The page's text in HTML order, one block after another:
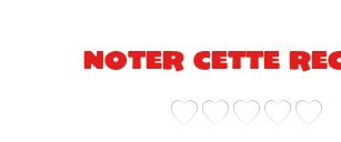
Noter cette